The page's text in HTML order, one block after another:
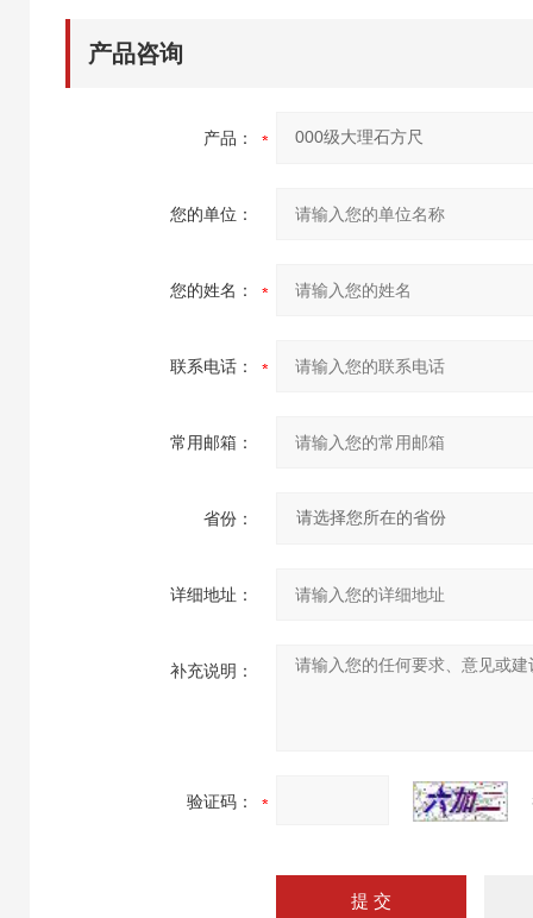
产品咨询
产品：
您的单位：
您的姓名：
联系电话：
常用邮箱：
省份：
详细地址：
补充说明：
验证码：